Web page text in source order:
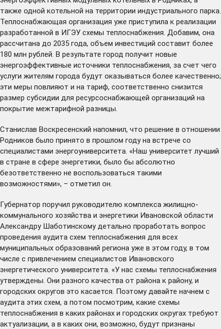
также одной котельной на территории индустриального парка.
Теплоснабжающая организация уже приступила к реализации
разработанной в ИГЭУ схемы теплоснабжения. Добавим, она
рассчитана до 2035 года, объем инвестиций составит более
180 млн рублей. В результате город получит новые
энергоэффективные источники теплоснабжения, за счет чего
услуги жителям города будут оказываться более качественно;
эти меры повлияют и на тариф, соответственно снизится
размер субсидии для ресурсоснабжающей организаций на
покрытие межтарифной разницы.
Станислав Воскресенский напомнил, что решение в отношении
Родников было принято в прошлом году на встрече со
специалистами энергоуниверситета. «Наш университет лучший
в стране в сфере энергетики, было бы абсолютно
безответственно не воспользоваться такими
возможностями», – отметил он.
Губернатор поручил руководителю комплекса жилищно-
коммунального хозяйства и энергетики Ивановской области
Александру Шаботинскому детально проработать вопрос
проведения аудита схем теплоснабжения для всех
муниципальных образований региона уже в этом году, в том
числе с привлечением специалистов Ивановского
энергетического университета. «У нас схемы теплоснабжения
утверждены. Они разного качества от района к району, и
городских округов это касается. Поэтому давайте начнем с
аудита этих схем, а потом посмотрим, какие схемы
теплоснабжения в каких районах и городских округах требуют
актуализации, а в каких они, возможно, будут признаны